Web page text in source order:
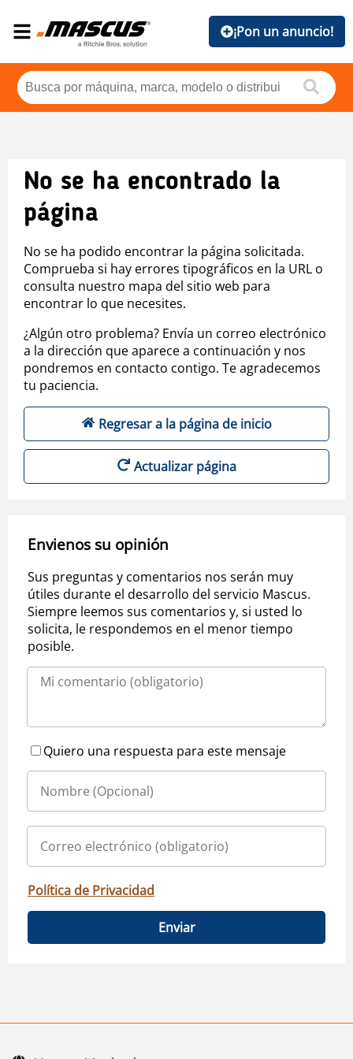
¡Pon un anuncio!
No se ha encontrado la
página
No se ha podido encontrar la página solicitada.
Comprueba si hay errores tipográficos en la URL o
consulta nuestro mapa del sitio web para
encontrar lo que necesites.
¿Algún otro problema? Envía un correo electrónico
a la dirección que aparece a continuación y nos
pondremos en contacto contigo. Te agradecemos
tu paciencia.
Regresar a la página de inicio
Actualizar página
Envienos su opinión
Sus preguntas y comentarios nos serán muy
útiles durante el desarrollo del servicio Mascus.
Siempre leemos sus comentarios y, si usted lo
solicita, le respondemos en el menor tiempo
posible.
Quiero una respuesta para este mensaje
Política de Privacidad
Enviar